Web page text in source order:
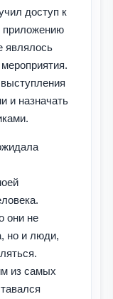
доступ к
приложению
являлось
и назначать
они не
но и люди,
из самых